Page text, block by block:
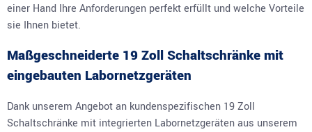
einer Hand Ihre Anforderungen perfekt erfüllt und welche Vorteile
sie Ihnen bietet.
Maßgeschneiderte 19 Zoll Schaltschränke mit
eingebauten Labornetzgeräten
Dank unserem Angebot an kundenspezifischen 19 Zoll
Schaltschränke mit integrierten Labornetzgeräten aus unserem